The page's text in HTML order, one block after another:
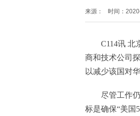
来源： 时间：
C114讯 北
商和技术公司
以减少该国对
尽管工作
标是确保“美国